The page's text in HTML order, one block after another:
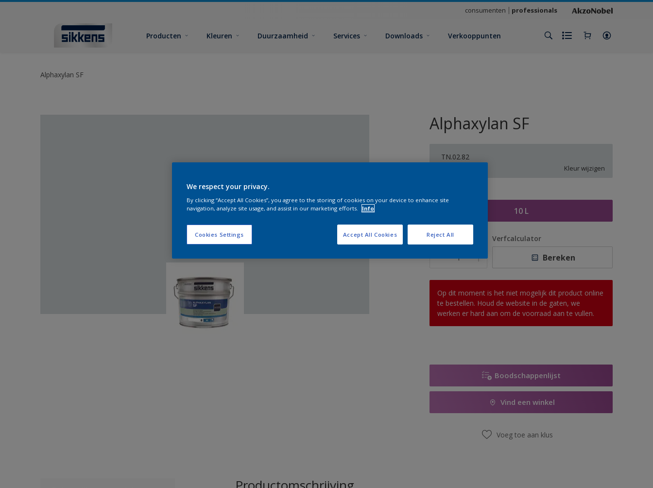
consumenten professionals
Producten Kleuren Duurzaamheid Services Downloads Verkooppunten
Alphaxylan SF
Alphaxylan SF
TN.02.82
Kleur wijzigen
10 L
Aantal Verfcalculator
Bereken
Op dit moment is het niet mogelijk dit product online
te bestellen. Houd de website in de gaten, we
werken er hard aan om de voorraad aan te vullen.
Boodschappenlijst
Vind een winkel
Voeg toe aan klus
We respect your privacy.
By clicking “Accept All Cookies”, you agree to the storing of cookies on your device to enhance site
navigation, analyze site usage, and assist in our marketing efforts.
Info
Cookies Settings Reject All
Accept All Cookies